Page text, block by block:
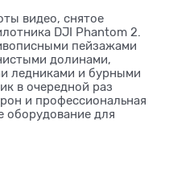
видео, снятое
DJI Phantom 2.
пейзажами
долинами,
ледниками и бурными
в очередной раз
и профессиональная
оборудование для